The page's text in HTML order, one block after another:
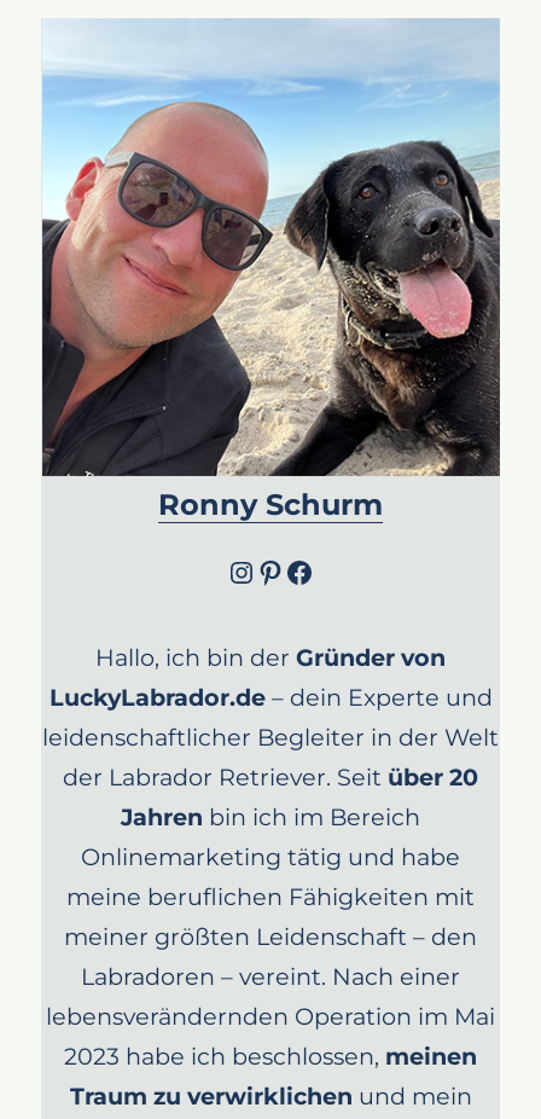
Ronny Schurm
Instagram
Pinterest
Facebook
Hallo, ich bin der Gründer von
LuckyLabrador.de– dein Experte und
leidenschaftlicher Begleiter in der Welt
der Labrador Retriever. Seit über 20
Jahren bin ich im Bereich
Onlinemarketing tätig und habe
meine beruflichen Fähigkeiten mit
meiner größten Leidenschaft – den
Labradoren – vereint. Nach einer
lebensverändernden Operation im Mai
2023 habe ich beschlossen, meinen
Traum zu verwirklichen und mein